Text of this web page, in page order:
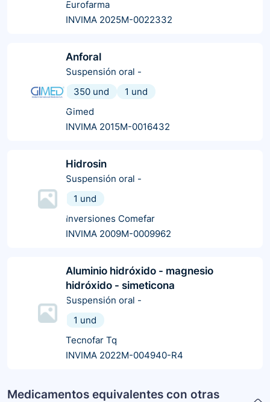
Eurofarma
INVIMA 2025M-0022332
Anforal
Suspensión oral -
350 und
1 und
Gimed
INVIMA 2015M-0016432
Hidrosin
Suspensión oral -
1 und
Inversiones Comefar
INVIMA 2009M-0009962
Aluminio hidróxido - magnesio
hidróxido - simeticona
Suspensión oral -
1 und
Tecnofar Tq
INVIMA 2022M-004940-R4
Medicamentos equivalentes con otras